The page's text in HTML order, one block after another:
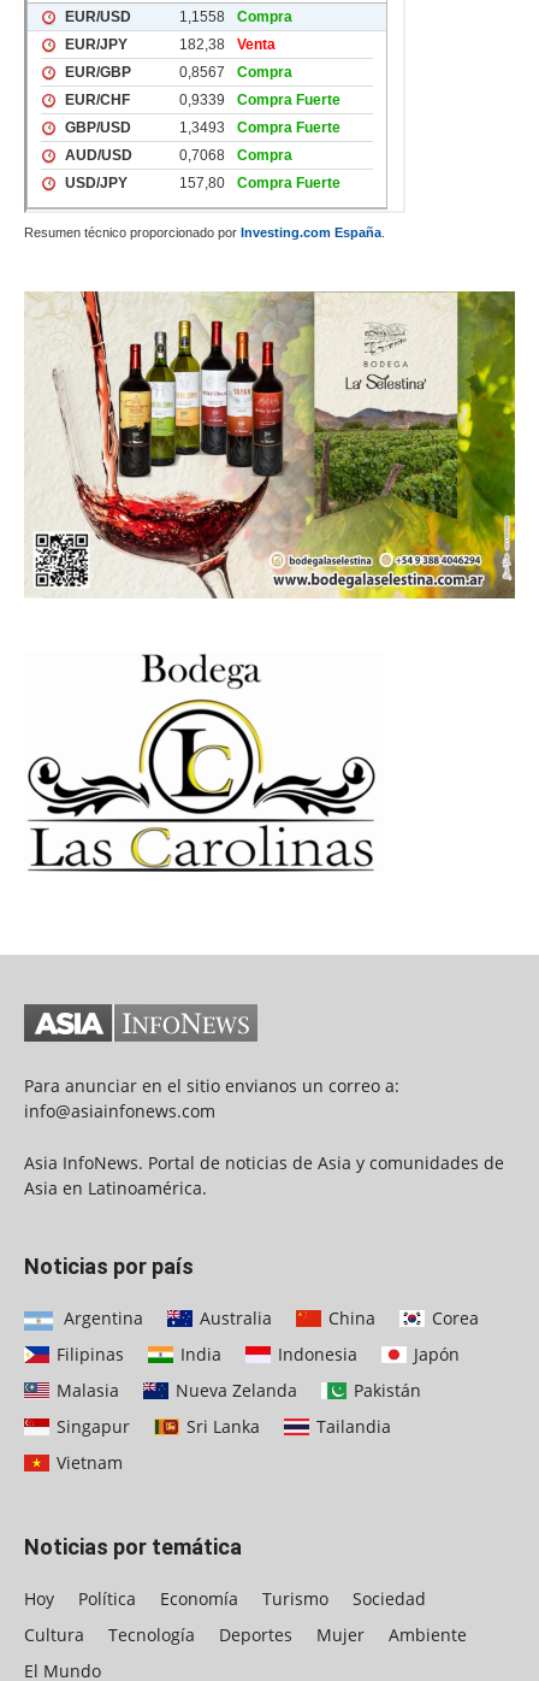
Resumen técnico proporcionado por Investing.com España
Para anunciar en el sitio envianos un correo a:
info@asiainfonews.com
Asia InfoNews. Portal de noticias de Asia y comunidades de
Asia en Latinoamérica.
Noticias por país
Argentina Australia China
Corea
Filipinas
India Indonesia
Japón
Malasia
Nueva Zelanda
Pakistán
Singapur
Sri Lanka
Tailandia
Vietnam
Noticias por temática
Hoy Política Economía Turismo
Sociedad
Cultura
Tecnología Deportes Mujer
Ambiente
El Mundo